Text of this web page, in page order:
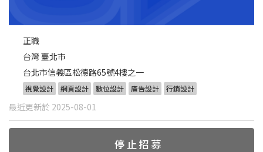
正職
台灣 臺北市
台北市信義區松德路65號4樓之一
視覺設計 網頁設計 數位設計 廣告設計 行銷設計
最近更新於 2025-08-01
停止招募